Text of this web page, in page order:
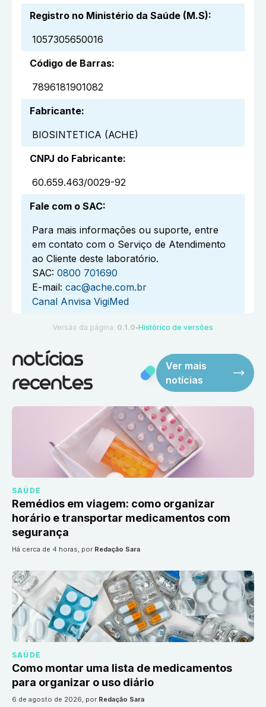
Registro no Ministério da Saúde (M.S):
1057305650016
Código de Barras:
7896181901082
Fabricante:
BIOSINTETICA (ACHE)
CNPJ do Fabricante:
60.659.463/0029-92
Fale com o SAC:
Para mais informações ou suporte, entre
em contato com o Serviço de Atendimento
ao Cliente deste laboratório.
SAC: 0800 701690
E-mail: cac@ache.com.br
Canal Anvisa VigiMed
Versão da página: 0.1.0 ●Histórico de versões
notícias
recentes
Ver mais
notícias
SAÚDE
Remédios em viagem: como organizar
horário e transportar medicamentos com
segurança
há cerca de 4 horas, por Redação Sara
SAÚDE
Como montar uma lista de medicamentos
para organizar o uso diário
6 de agosto de 2026, por Redação Sara